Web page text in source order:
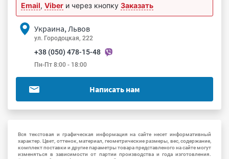
Email, Viber и через кнопку Заказать
Украина, Львов
ул. Городоцкая, 222
+38 (050) 478-15-48
Пн-Пт 8:00 - 18:00
Написать нам
Вся текстовая и графическая информация на сайте несет информативный
характер. Цвет, оттенок, материал, геометрические размеры, вес, содержание,
комплект поставки и другие параметры товара представленого на сайте могут
изменяться в зависимости от партии производства и года изготовления.